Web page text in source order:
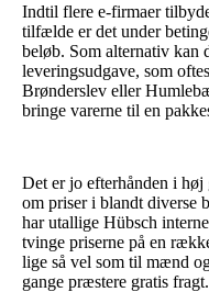
Indtil flere e-firmaer
tilfælde er det under
beløb. Som alternativ kan
leveringsudgave, som
Brønderslev eller
bringe varerne til en
Det er jo efterhånden i
om priser i blandt diverse
har utallige Hübsch
tvinge priserne på en
lige så vel som til mænd
gange præstere gratis fragt.